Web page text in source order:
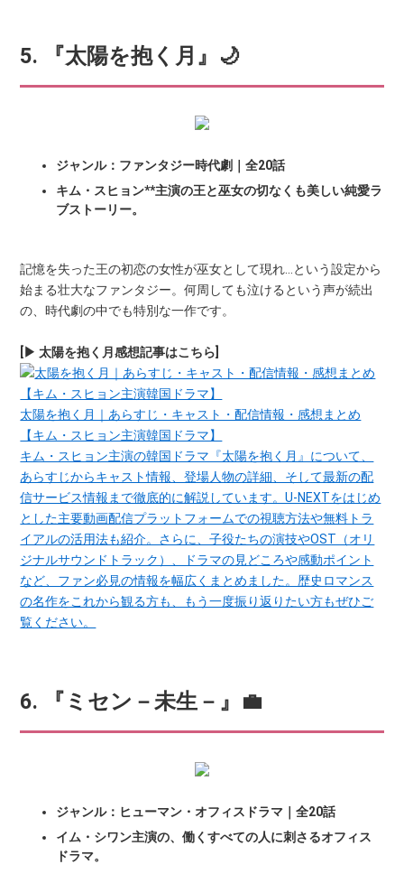
5. 『太陽を抱く月』🌙
ジャンル：ファンタジー時代劇｜全20話
キム・スヒョン**主演の王と巫女の切なくも美しい純愛ラ
ブストーリー。
記憶を失った王の初恋の女性が巫女として現れ…という設定から
始まる壮大なファンタジー。何周しても泣けるという声が続出
の、時代劇の中でも特別な一作です。
[▶ 太陽を抱く月感想記事はこちら]
太陽を抱く月｜あらすじ・キャスト・配信情報・感想まとめ
【キム・スヒョン主演韓国ドラマ】
キム・スヒョン主演の韓国ドラマ『太陽を抱く月』について、
あらすじからキャスト情報、登場人物の詳細、そして最新の配
信サービス情報まで徹底的に解説しています。U-NEXTをはじめ
とした主要動画配信プラットフォームでの視聴方法や無料トラ
イアルの活用法も紹介。さらに、子役たちの演技やOST（オリ
ジナルサウンドトラック）、ドラマの見どころや感動ポイント
など、ファン必見の情報を幅広くまとめました。歴史ロマンス
の名作をこれから観る方も、もう一度振り返りたい方もぜひご
覧ください。
6. 『ミセン－未生－』💼
ジャンル：ヒューマン・オフィスドラマ｜全20話
イム・シワン主演の、働くすべての人に刺さるオフィス
ドラマ。